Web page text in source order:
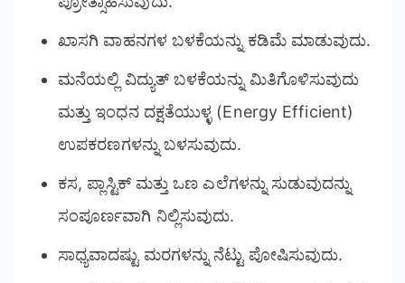
ಖಾಸಗಿ ವಾಹನಗಳ ಬಳಕೆಯನ್ನು ಕಡಿಮೆ ಮಾಡುವುದು.
ಮನೆಯಲ್ಲಿ ವಿದ್ಯುತ್ ಬಳಕೆಯನ್ನು ಮಿತಿಗೊಳಿಸುವುದು
ಮತ್ತು ಇಂಧನ ದಕ್ಷತೆಯುಳ್ಳ (Energy Efficient)
ಉಪಕರಣಗಳನ್ನು ಬಳಸುವುದು.
ಕಸ, ಪ್ಲಾಸ್ಟಿಕ್ ಮತ್ತು ಒಣ ಎಲೆಗಳನ್ನು ಸುಡುವುದನ್ನು
ಸಂಪೂರ್ಣವಾಗಿ ನಿಲ್ಲಿಸುವುದು.
ಸಾಧ್ಯವಾದಷ್ಟು ಮರಗಳನ್ನು ನೆಟ್ಟು ಪೋಷಿಸುವುದು.